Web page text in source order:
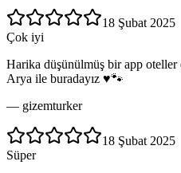
18 Şubat 2025
Çok iyi
Harika düşünülmüş bir app oteller
Arya ile buradayız ♥️🐾
— gizemturker
18 Şubat 2025
Süper